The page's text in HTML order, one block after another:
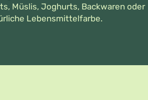
Müslis, Joghurts, Backwaren oder
Lebensmittelfarbe.